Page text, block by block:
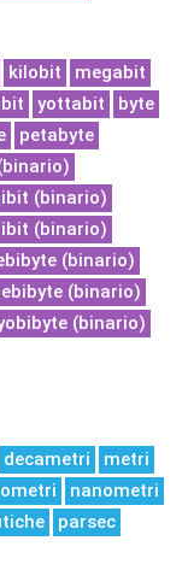
kilobit
megabit
yottabit
byte
petabyte
(binario)
(binario)
(binario)
(binario)
(binario)
decametri
metri
nanometri
parsec